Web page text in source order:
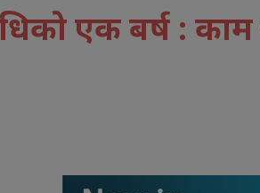
एक बर्ष : काम